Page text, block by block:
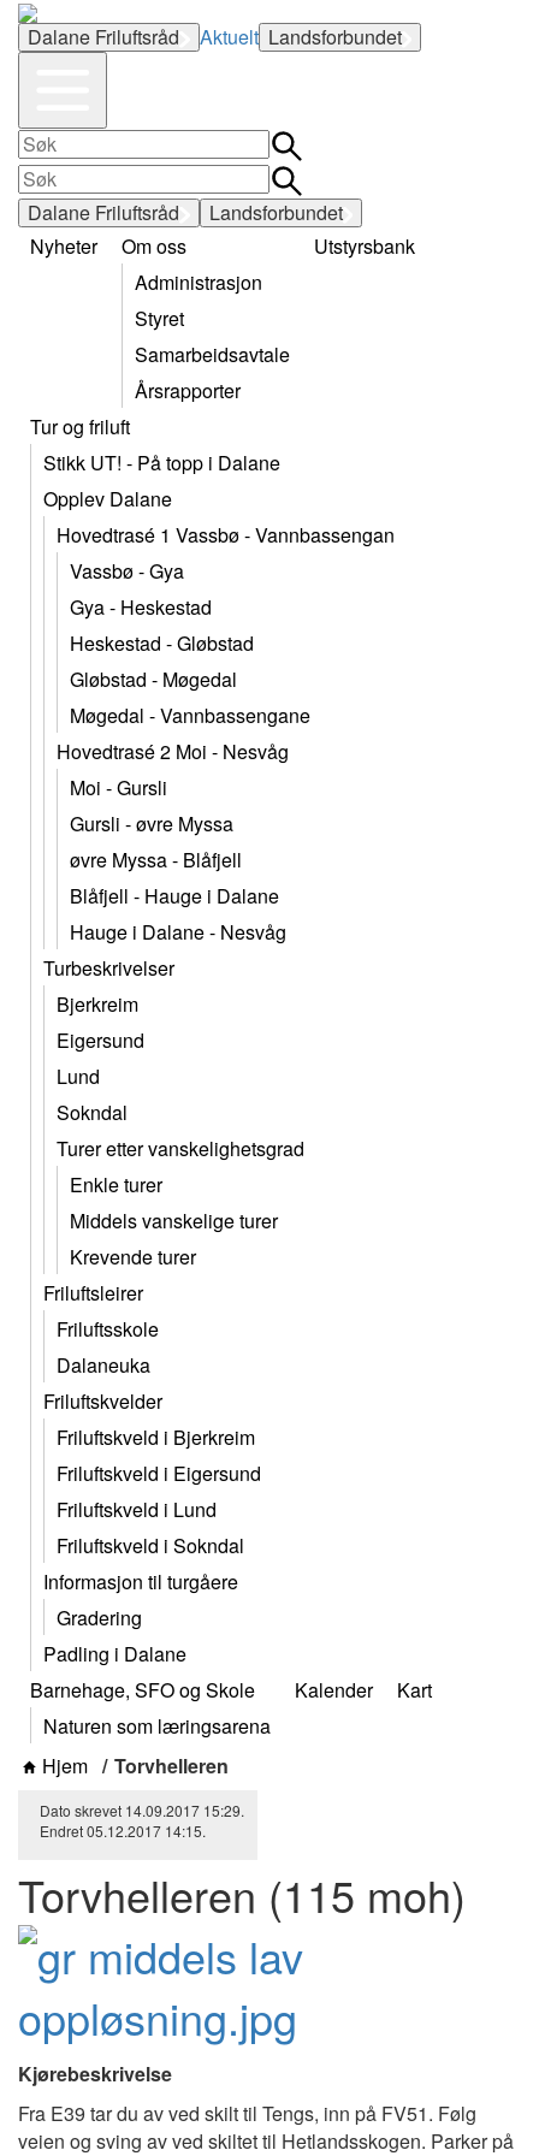
Dalane Friluftsråd Aktuelt Landsforbundet
Dalane Friluftsråd
Landsforbundet
Nyheter
Om oss
Administrasjon
Styret
Samarbeidsavtale
Årsrapporter
Utstyrsbank
Tur og friluft
Stikk UT! - På topp i Dalane
Opplev Dalane
Hovedtrasé 1 Vassbø - Vannbassengan
Vassbø - Gya
Gya - Heskestad
Heskestad - Gløbstad
Gløbstad - Møgedal
Møgedal - Vannbassengane
Hovedtrasé 2 Moi - Nesvåg
Moi - Gursli
Gursli - øvre Myssa
øvre Myssa - Blåfjell
Blåfjell - Hauge i Dalane
Hauge i Dalane - Nesvåg
Turbeskrivelser
Bjerkreim
Eigersund
Lund
Sokndal
Turer etter vanskelighetsgrad
Enkle turer
Middels vanskelige turer
Krevende turer
Friluftsleirer
Friluftsskole
Dalaneuka
Friluftskvelder
Friluftskveld i Bjerkreim
Friluftskveld i Eigersund
Friluftskveld i Lund
Friluftskveld i Sokndal
Informasjon til turgåere
Gradering
Padling i Dalane
Barnehage, SFO og Skole
Naturen som læringsarena
Kalender Kart
Hjem Torvhelleren
Dato skrevet 14.09.2017 15:29.
Endret05.12.2017 14:15.
Torvhelleren (115 moh)
Kjørebeskrivelse
Fra E39 tar du av ved skilt til Tengs, inn på FV51. Følg
veien og sving av ved skiltet til Hetlandsskogen. Parker på